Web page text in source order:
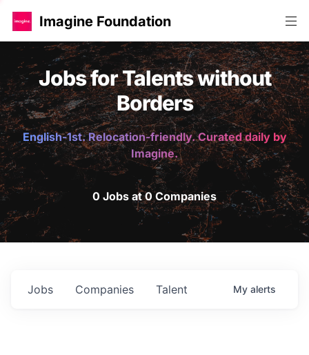
Imagine Foundation
Jobs for Talents without
Borders
English-1st. Relocation-friendly. Curated daily by
Imagine.
0 Jobs at 0 Companies
Jobs Companies Talent My alerts